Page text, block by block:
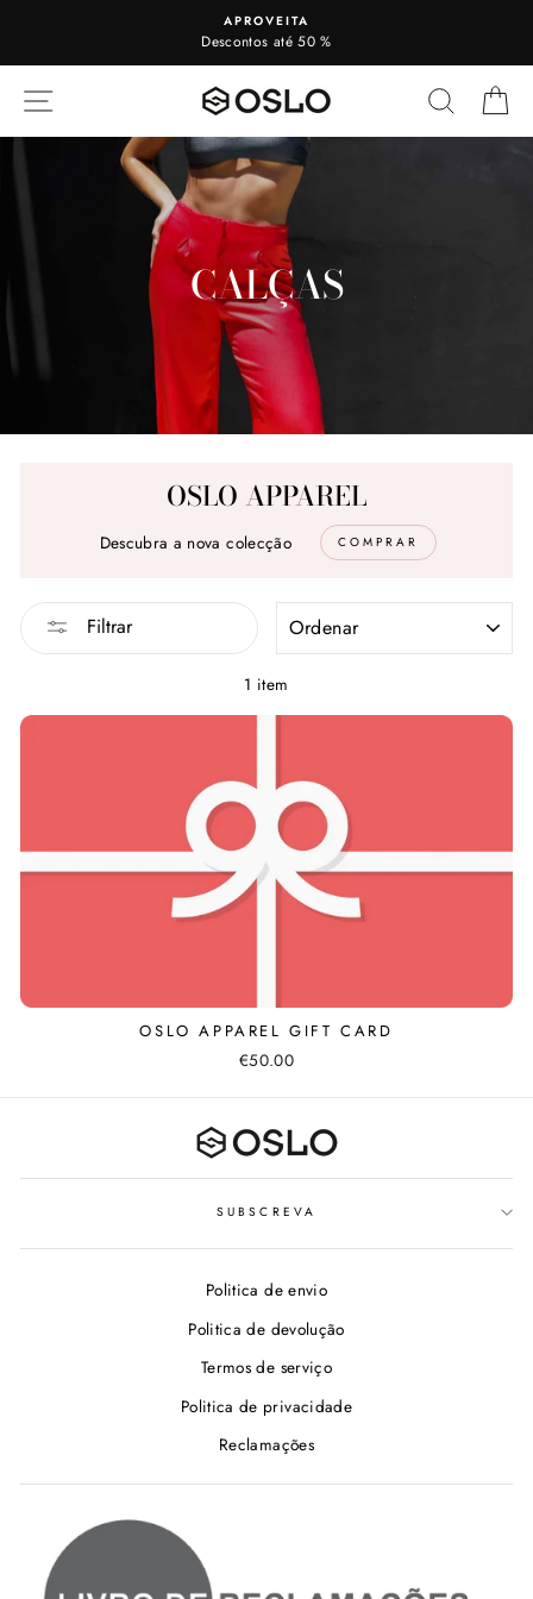
APROVEITA
Descontos até 50 %
CALÇAS
OSLO APPAREL
Descubra a nova colecção COMPRAR
Filtrar
1 item
OSLO APPAREL GIFT CARD
€50.00
SUBSCREVA
Politica de envio
Politica de devolução
Termos de serviço
Politica de privacidade
Reclamações